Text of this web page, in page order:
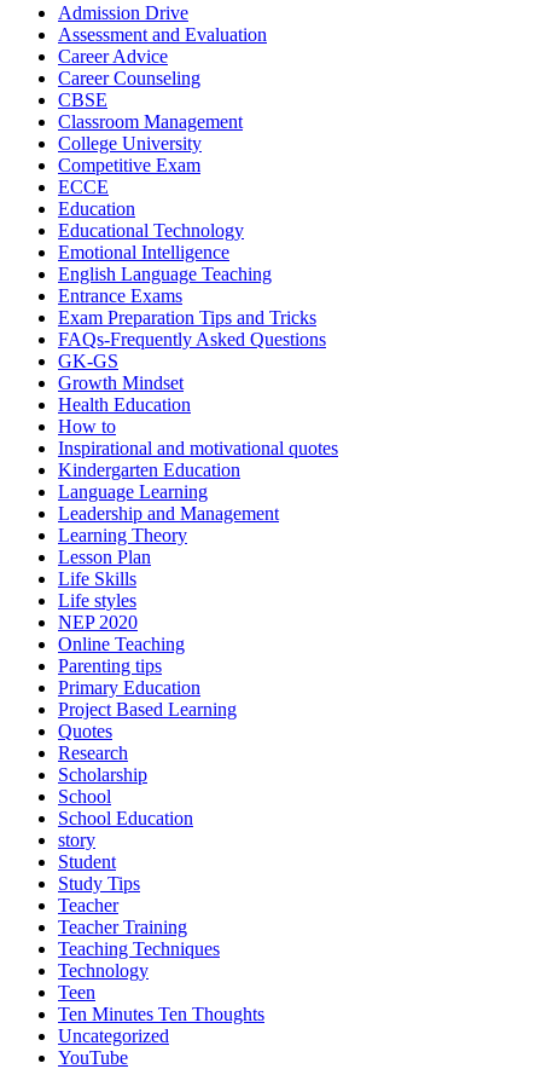
Admission Drive
Assessment and Evaluation
Career Advice
Career Counseling
CBSE
Classroom Management
College University
Competitive Exam
ECCE
Education
Educational Technology
Emotional Intelligence
English Language Teaching
Entrance Exams
Exam Preparation Tips and Tricks
FAQs-Frequently Asked Questions
GK-GS
Growth Mindset
Health Education
How to
Inspirational and motivational quotes
Kindergarten Education
Language Learning
Leadership and Management
Learning Theory
Lesson Plan
Life Skills
Life styles
NEP 2020
Online Teaching
Parenting tips
Primary Education
Project Based Learning
Quotes
Research
Scholarship
School
School Education
story
Student
Study Tips
Teacher
Teacher Training
Teaching Techniques
Technology
Teen
Ten Minutes Ten Thoughts
Uncategorized
YouTube